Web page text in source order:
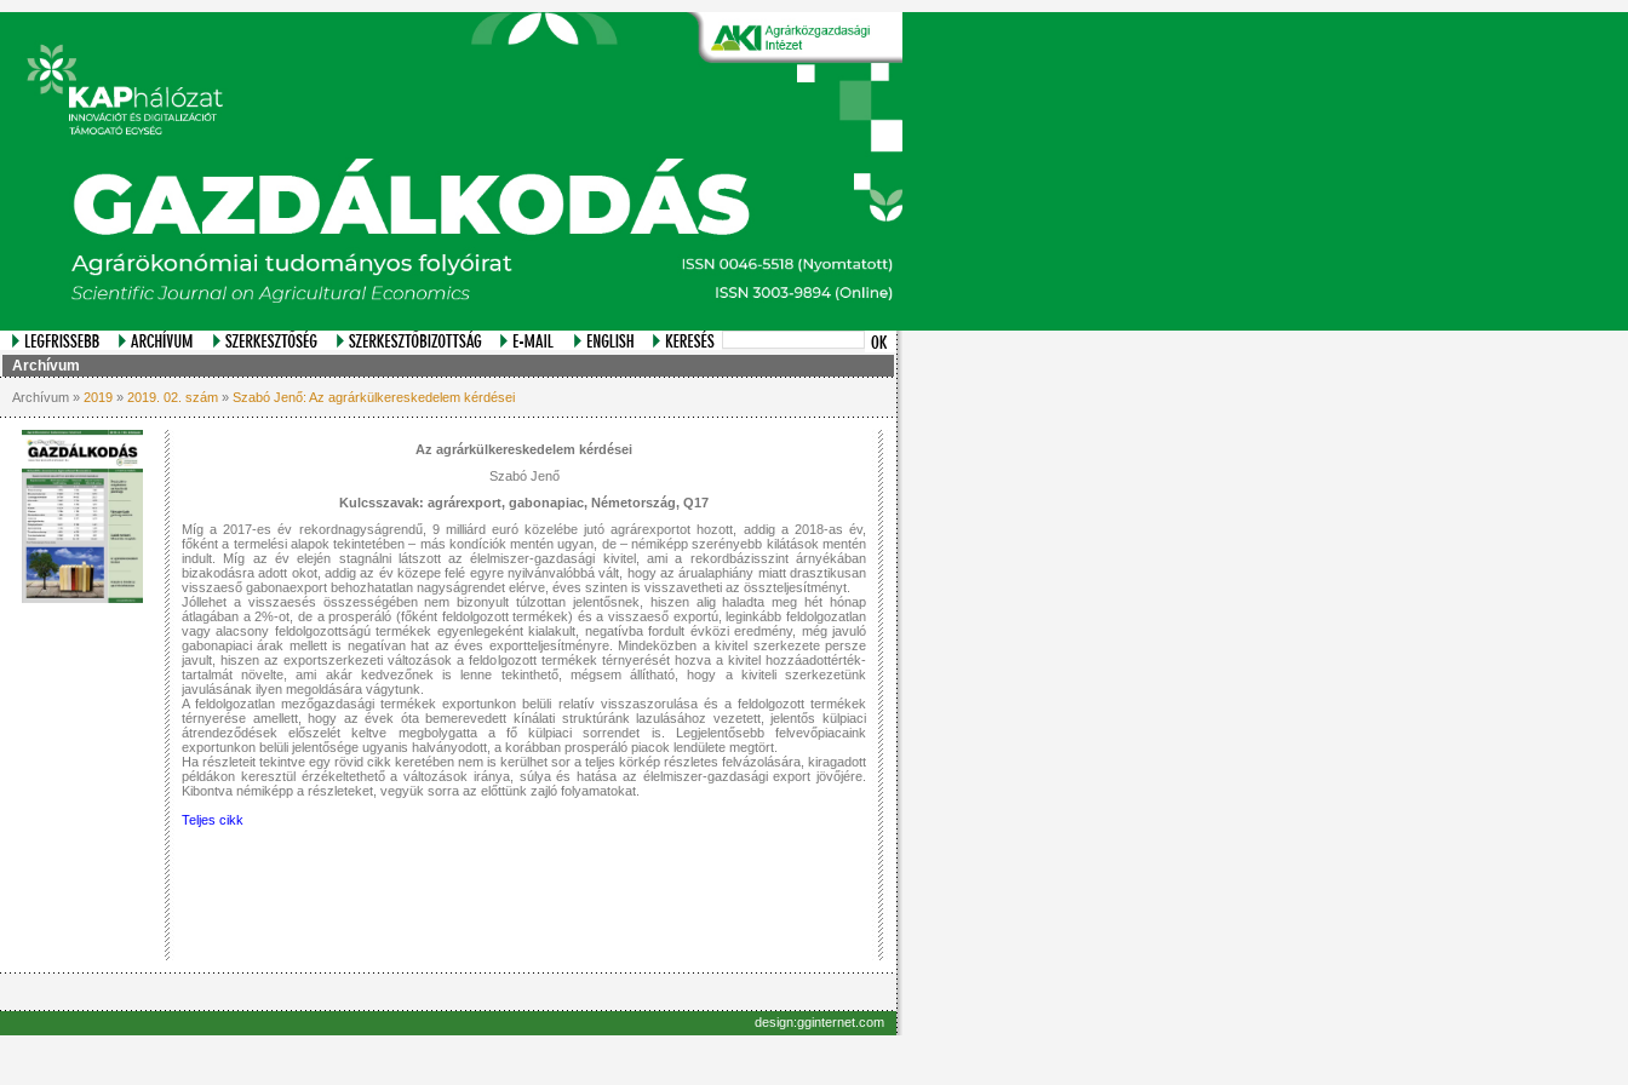
Archívum
Archívum » 2019 » 2019. 02. szám » Szabó Jenő: Az agrárkülkereskedelem kérdései
Az agrárkülkereskedelem kérdései
Szabó Jenő
Kulcsszavak: agrárexport, gabonapiac, Németország, Q17
Míg a 2017-es év rekordnagyságrendű, 9 milliárd euró közelébe jutó agrárexportot hozott, addig a 2018-as év,
főként a termelési alapok tekintetében – más kondíciók mentén ugyan, de – némiképp szerényebb kilátások mentén
indult. Míg az év elején stagnálni látszott az élelmiszer-gazdasági kivitel, ami a rekordbázisszint árnyékában
bizakodásra adott okot, addig az év közepe felé egyre nyilvánvalóbbá vált, hogy az árualaphiány miatt drasztikusan
visszaeső gabonaexport behozhatatlan nagyságrendet elérve, éves szinten is visszavetheti az összteljesítményt.
Jóllehet a visszaesés összességében nem bizonyult túlzottan jelentősnek, hiszen alig haladta meg hét hónap
átlagában a 2%-ot, de a prosperáló (főként feldolgozott termékek) és a visszaeső exportú, leginkább feldolgozatlan
vagy alacsony feldolgozottságú termékek egyenlegeként kialakult, negatívba fordult évközi eredmény, még javuló
gabonapiaci árak mellett is negatívan hat az éves exportteljesítményre. Mindeközben a kivitel szerkezete persze
javult, hiszen az exportszerkezeti változások a feldolgozott termékek térnyerését hozva a kivitel hozzáadottérték-
tartalmát növelte, ami akár kedvezőnek is lenne tekinthető, mégsem állítható, hogy a kiviteli szerkezetünk
javulásának ilyen megoldására vágytunk.
A feldolgozatlan mezőgazdasági termékek exportunkon belüli relatív visszaszorulása és a feldolgozott termékek
térnyerése amellett, hogy az évek óta bemerevedett kínálati struktúránk lazulásához vezetett, jelentős külpiaci
átrendeződések előszelét keltve megbolygatta a fő külpiaci sorrendet is. Legjelentősebb felvevőpiacaink
exportunkon belüli jelentősége ugyanis halványodott, a korábban prosperáló piacok lendülete megtört.
Ha részleteit tekintve egy rövid cikk keretében nem is kerülhet sor a teljes körkép részletes felvázolására, kiragadott
példákon keresztül érzékeltethető a változások iránya, súlya és hatása az élelmiszer-gazdasági export jövőjére.
Kibontva némiképp a részleteket, vegyük sorra az előttünk zajló folyamatokat.
Teljes cikk
design:gginternet.com